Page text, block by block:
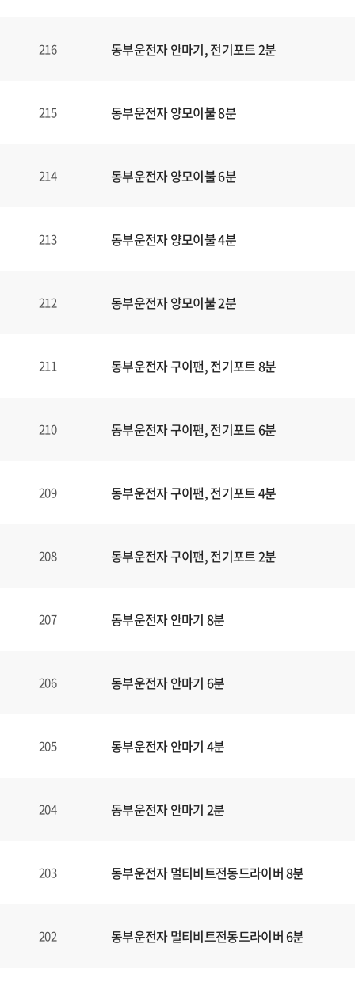
216 동부운전자 안마기, 전기포트 2분
215 동부운전자 양모이불 8분
214 동부운전자 양모이불 6분
213 동부운전자 양모이불 4분
212 동부운전자 양모이불 2분
211 동부운전자 구이팬, 전기포트 8분
210 동부운전자 구이팬, 전기포트 6분
209 동부운전자 구이팬, 전기포트 4분
208 동부운전자 구이팬, 전기포트 2분
207 동부운전자 안마기 8분
206 동부운전자 안마기 6분
205 동부운전자 안마기 4분
204 동부운전자 안마기 2분
203 동부운전자 멀티비트전동드라이버 8분
202 동부운전자 멀티비트전동드라이버 6분